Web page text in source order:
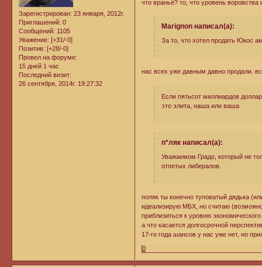
Зарегистрирован: 23 января, 2012г.
Приглашений: 0
Сообщений: 1105
Уважение: [+31/-0]
Позитив: [+28/-0]
Провел на форуме:
15 дней 1 час
Последний визит:
26 сентября, 2014г. 19:27:32
что враньё? то, что уровень воровства
Marignon написал(а):
За то, что хотел продать Юкос
нас всех уже давным давно продали.
Если пятьсот миллиардов
это элита, наша или ваша
п*ляк написал(а):
Уважаемом Градо, который не
отпетых либералов.
поляк ты конечно туповатый дядька
идеализирую МБХ, но считаю
приблизиться к уровню
а что касается долгосрочной
17-го года шансов у нас уже нет, но
0